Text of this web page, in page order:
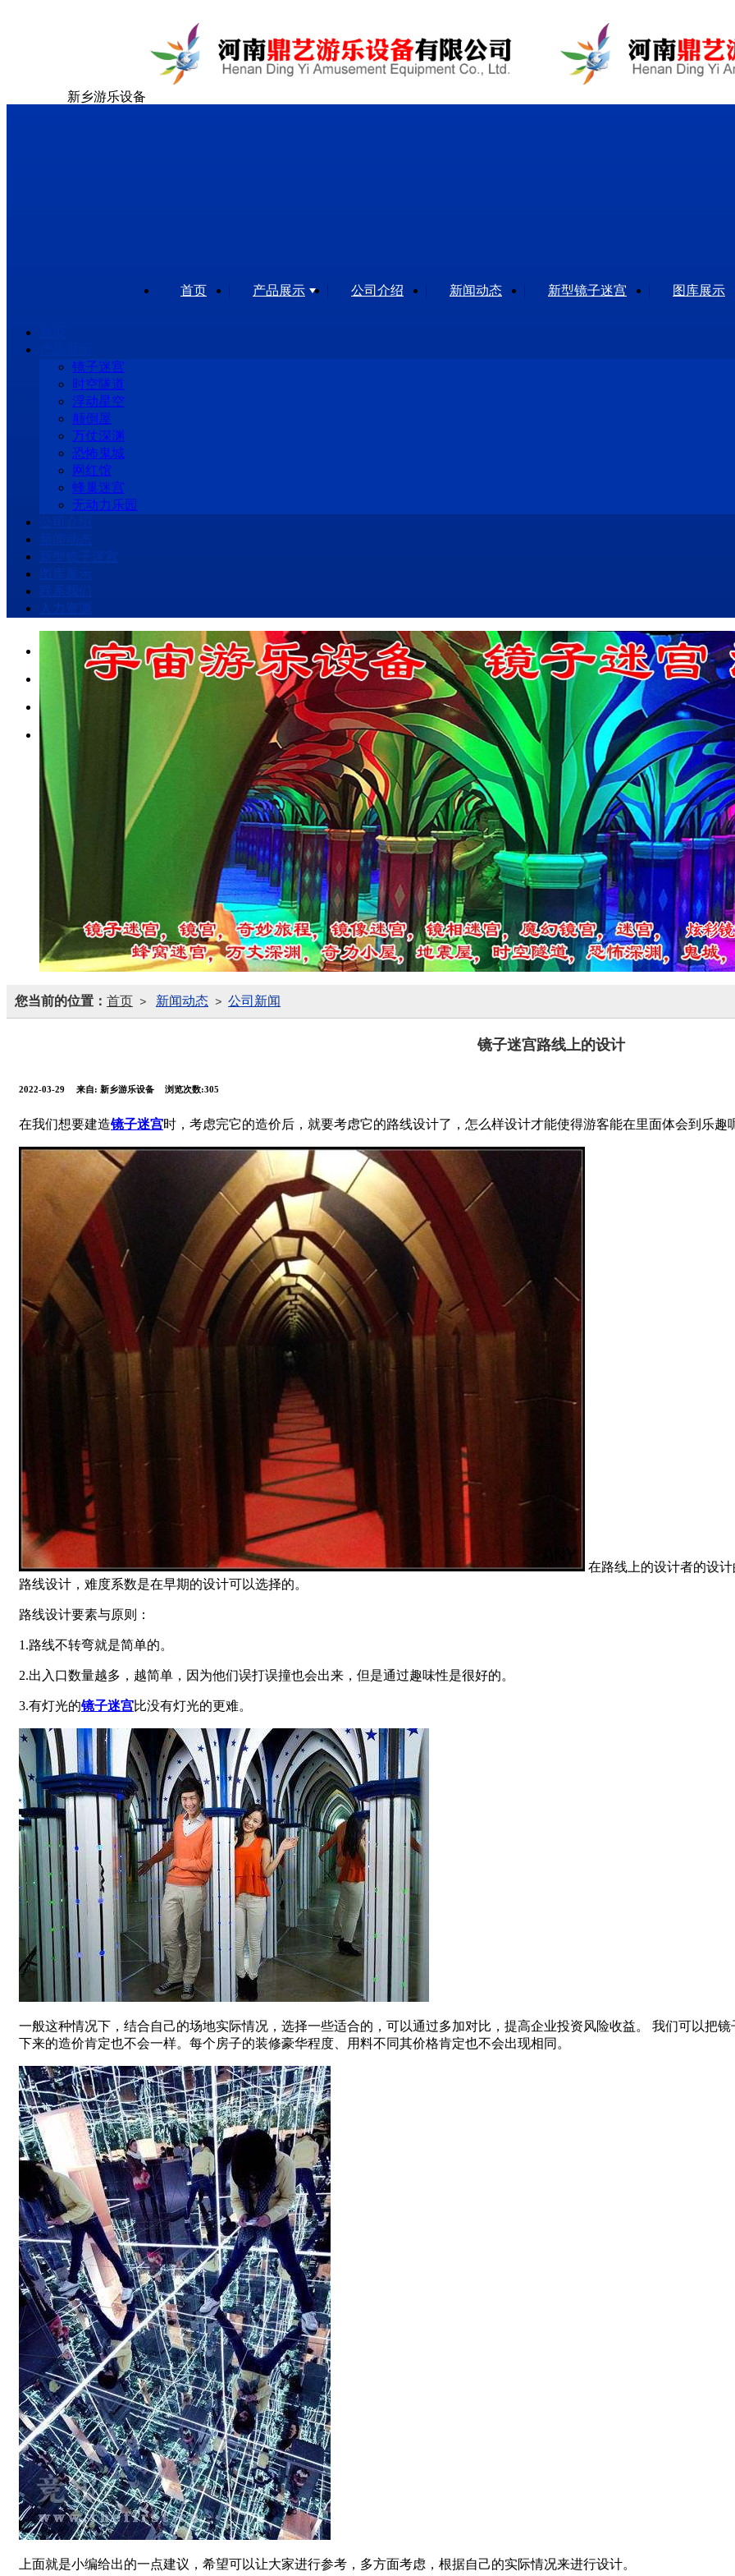
新乡游乐设备
首页 产品展示 公司介绍 新闻动态 新型镜子迷宫 图库展示
镜子迷宫
时空隧道
浮动星空
颠倒屋
万仗深渊
恐怖鬼城
网红馆
蜂巢迷宫
无动力乐园
公司介绍
新闻动态
新型镜子迷宫
图库展示
联系我们
人力资源
您当前的位置： 首页 > 新闻动态 > 公司新闻
镜子迷宫路线上的设计
2022-03-29 来自: 新乡游乐设备 浏览次数:305
在我们想要建造镜子迷宫时，考虑完它的造价后，就要考虑它的路线设计了，怎么样设计才能使得游客能在里面体会到乐趣
在路线上的设计者的设
路线设计，难度系数是在早期的设计可以选择的。
路线设计要素与原则：
1.路线不转弯就是简单的。
2.出入口数量越多，越简单，因为他们误打误撞也会出来，但是通过趣味性是很好的。
3.有灯光的镜子迷宫比没有灯光的更难。
一般这种情况下，结合自己的场地实际情况，选择一些适合的，可以通过多加对比，提高企业投资风险收益。 我们可以把
下来的造价肯定也不会一样。每个房子的装修豪华程度、用料不同其价格肯定也不会出现相同。
上面就是小编给出的一点建议，希望可以让大家进行参考，多方面考虑，根据自己的实际情况来进行设计。